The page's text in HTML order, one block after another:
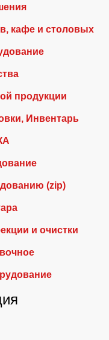
кафе и столовых
продукции
Инвентарь
(zip)
и очистки